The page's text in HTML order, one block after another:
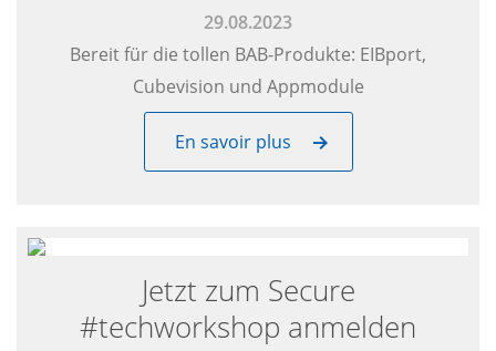
29.08.2023
Bereit für die tollen BAB-Produkte: EIBport,
Cubevision und Appmodule
En savoir plus
Jetzt zum Secure
#techworkshop anmelden